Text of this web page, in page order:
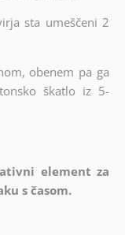
sta umeščeni 2
obenem pa ga
škatlo iz 5-
element za
s časom.